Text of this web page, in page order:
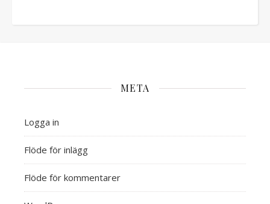
META
Logga in
Flöde för inlägg
Flöde för kommentarer